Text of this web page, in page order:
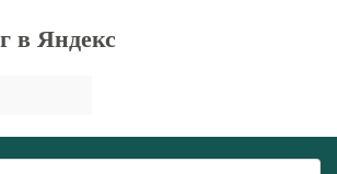
в Яндекс